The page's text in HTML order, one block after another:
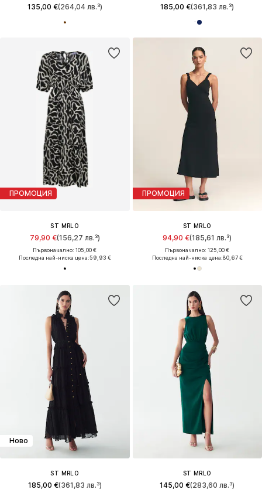
135,00 €(264,04 лв.³) 185,00 €(361,83 лв.³)
ПРОМОЦИЯ
ST MRLO
79,90 €(156,27 лв.³)
Първоначално: 105,00 €
Последна най-ниска цена:59,93 €
ПРОМОЦИЯ
ST MRLO
94,90 €(185,61 лв.³)
Първоначално: 125,00 €
Последна най-ниска цена:80,67 €
Ново
ST MRLO
185,00 €(361,83 лв.³)
ST MRLO
145,00 €(283,60 лв.³)